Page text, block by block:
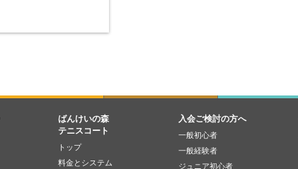
ばんけいの森
テニスコート
トップ
料金とシステム
入会ご検討の方へ
一般初心者
一般経験者
ジュニア初心者